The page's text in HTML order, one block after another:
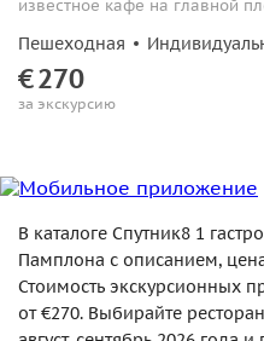
известное кафе на главной
достопримечательностями.
Пешеходная
€270
за экскурсию
В каталоге Спутник8 1
Памплона с описанием,
Стоимость экскурсионных
от €270. Выбирайте